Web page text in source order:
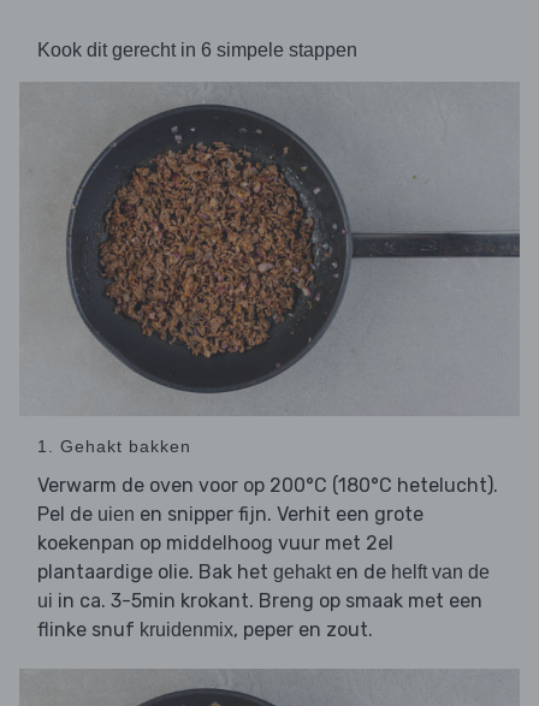
Kook dit gerecht in 6 simpele stappen
1. Gehakt bakken
Verwarm de oven voor op 200°C (180°C hetelucht).
Pel de uien en snipper fijn. Verhit een grote
koekenpan op middelhoog vuur met 2el
plantaardige olie. Bak het gehakt en de helft van de
ui in ca. 3-5min krokant. Breng op smaak met een
flinke snuf kruidenmix, peper en zout.